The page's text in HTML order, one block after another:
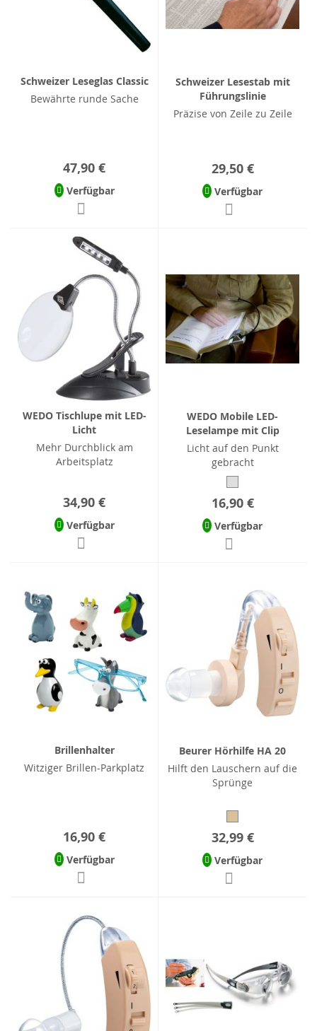
Schweizer Leseglas Classic
Bewährte runde Sache
47,90 €
Verfügbar
Schweizer Lesestab mit
Führungslinie
Präzise von Zeile zu Zeile
29,50 €
Verfügbar
WEDO Tischlupe mit LED-
Licht
Mehr Durchblick am
Arbeitsplatz
34,90 €
Verfügbar
WEDO Mobile LED-
Leselampe mit Clip
Licht auf den Punkt
gebracht
16,90 €
Verfügbar
Brillenhalter
Witziger Brillen-Parkplatz
16,90 €
Verfügbar
Beurer Hörhilfe HA 20
Hilft den Lauschern auf die
Sprünge
32,99 €
Verfügbar